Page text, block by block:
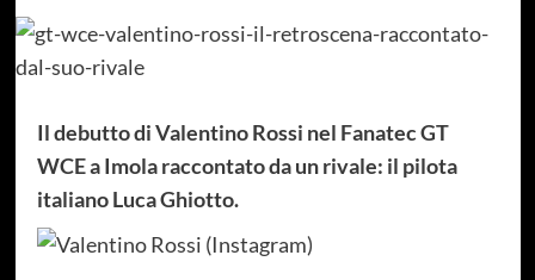
Il debutto di Valentino Rossi nel Fanatec GT
WCE a Imola raccontato da un rivale: il pilota
italiano Luca Ghiotto.